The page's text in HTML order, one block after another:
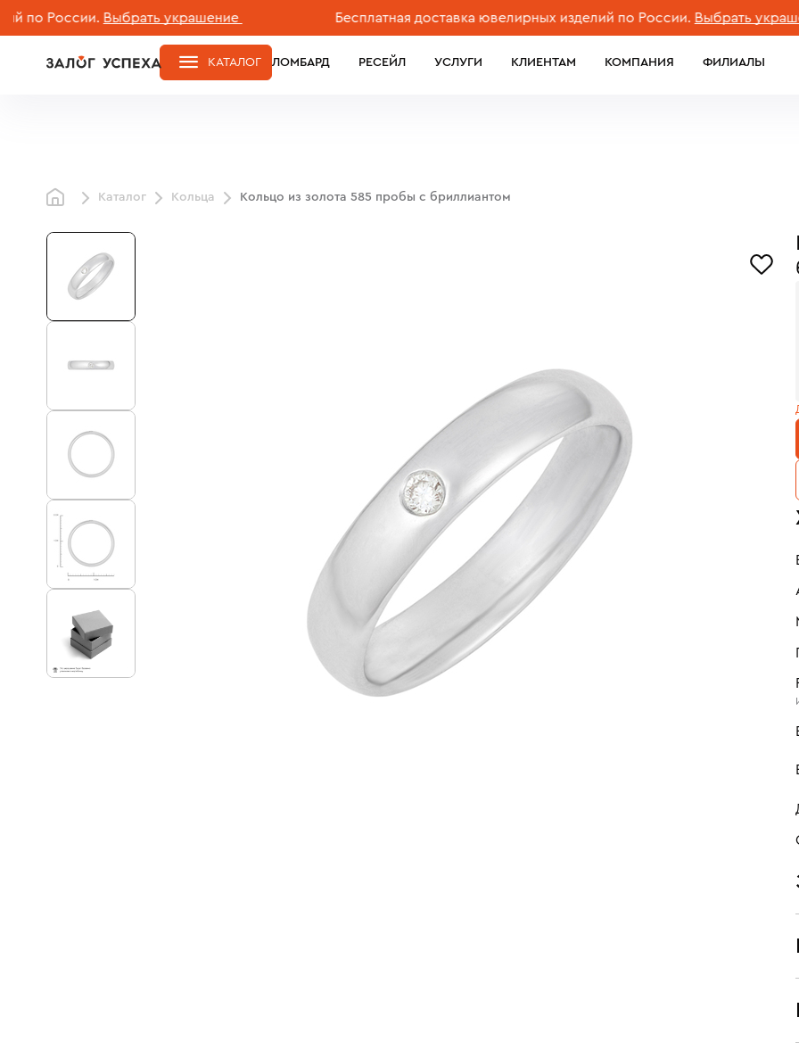
России. Выбрать украшение Бесплатная доставка ювелирных изделий по России. Выбрать украшение
ЛОМБАРД РЕСЕЙЛ УСЛУГИ КЛИЕНТАМ КОМПАНИЯ ФИЛИАЛЫ
КАТАЛОГ
Каталог Кольца Кольцо из золота 585 пробы с бриллиантом